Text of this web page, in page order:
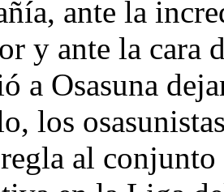
ante la
y ante la cara
a Osasuna
los
al